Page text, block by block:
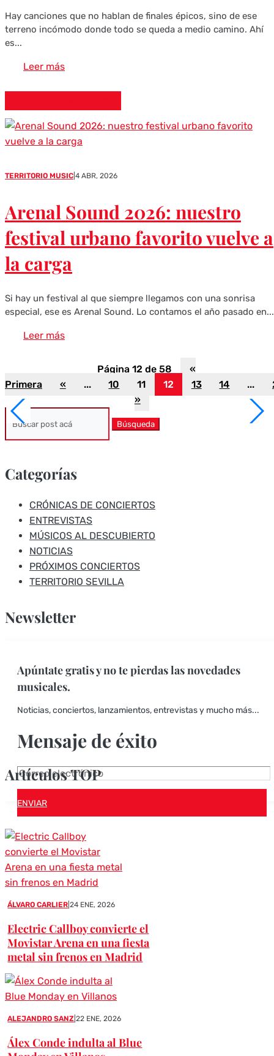
Hay canciones que no hablan de finales épicos, sino de ese
terreno incómodo donde todo se queda a medio camino. Ahí
es...
Leer más
TERRITORIO MUSIC 4 ABR, 2026
Arenal Sound 2026: nuestro
festival urbano favorito vuelve a
la carga
Si hay un festival al que siempre llegamos con una sonrisa
especial, ese es Arenal Sound. Lo contamos el año pasado en...
Leer más
Página 12 de 58
«
Primera
« ... 10 11 12 13 14 ...
»
Buscar:
Categorías
CRÓNICAS DE CONCIERTOS
ENTREVISTAS
MÚSICOS AL DESCUBIERTO
NOTICIAS
PRÓXIMOS CONCIERTOS
TERRITORIO SEVILLA
Newsletter
Apúntate gratis y no te pierdas las novedades
musicales.
Noticias, conciertos, lanzamientos, entrevistas y mucho más...
Mensaje de éxito
ENVIAR
Artículos TOP
ÁLVARO CARLIER |24 ENE, 2026
Electric Callboy convierte el
Movistar Arena en una fiesta
metal sin frenos en Madrid
ALEJANDRO SANZ |22 ENE, 2026
Álex Conde indulta al Blue